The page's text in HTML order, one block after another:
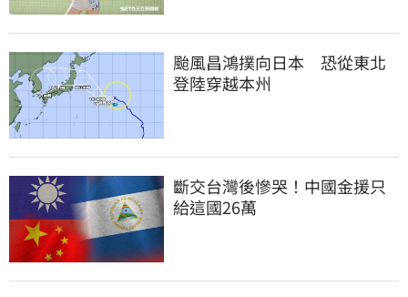
颱風昌鴻撲向日本　恐從東北
登陸穿越本州
斷交台灣後慘哭！中國金援只
給這國26萬